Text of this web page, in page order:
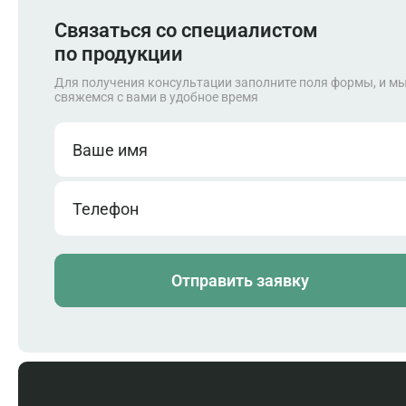
Связаться со специалистом
по продукции
Для получения консультации заполните поля формы, и мы
свяжемся с вами в удобное время
Ваше имя
Телефон
Отправить заявку